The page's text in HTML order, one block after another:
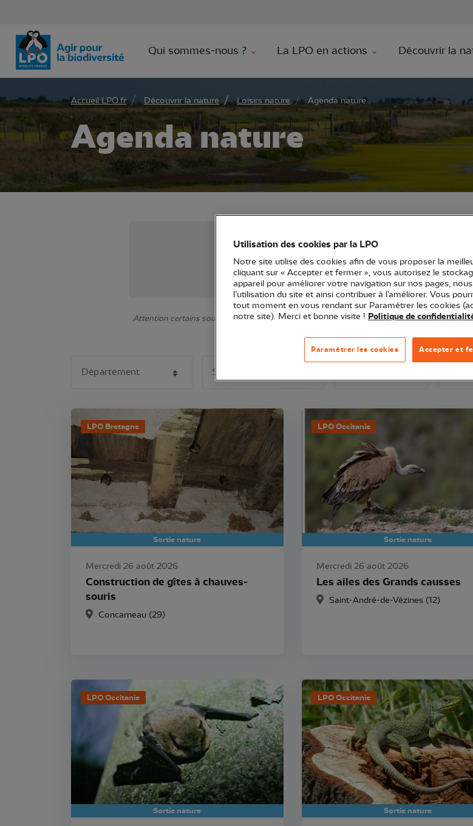
Qui sommes-nous ? La LPO en actions Découvrir la
Accueil LPO.fr Découvrir la nature Loisirs nature Agenda nature
Agenda nature
Parcourez le programme de nos
N'oubliez pas de
Attention certains sous-éléments ne s'affichent qu'après avoir re-cliqué sur la catégorie
LPO Bretagne
Sortie nature
Mercredi 26 août 2026
Construction de gîtes à chauves-
souris
Concarneau (29)
LPO Occitanie
Sortie nature
Mercredi 26 août 2026
Les ailes des Grands causses
Saint-André-de-Vézines (12)
LPO Occitanie
Sortie nature
LPO Occitanie
Sortie nature
Utilisation des cookies par la LPO
Notre site utilise des cookies afin de vous proposer la
cliquant sur « Accepter et fermer », vous autorisez le
appareil pour améliorer votre navigation sur nos pages,
l’utilisation du site et ainsi contribuer à l’améliorer. Vous
tout moment en vous rendant sur Paramétrer les cookies
notre site). Merci et bonne visite ! Politique de
Accepter et
Paramétrer les cookies